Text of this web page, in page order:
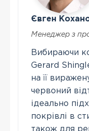
Євген
Менеджер з
Вибираючи
Gerard
на її
червоний
ідеально
покрівлі в
також для